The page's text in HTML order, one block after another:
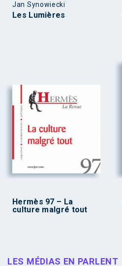
Jan Synowiecki
Les Lumières
Hermès 97 – La
culture malgré tout
LES MÉDIAS EN PARLENT